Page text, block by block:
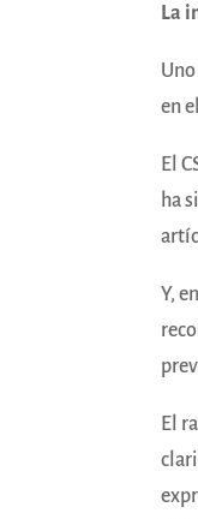
La
en
El
ha
Y,
El